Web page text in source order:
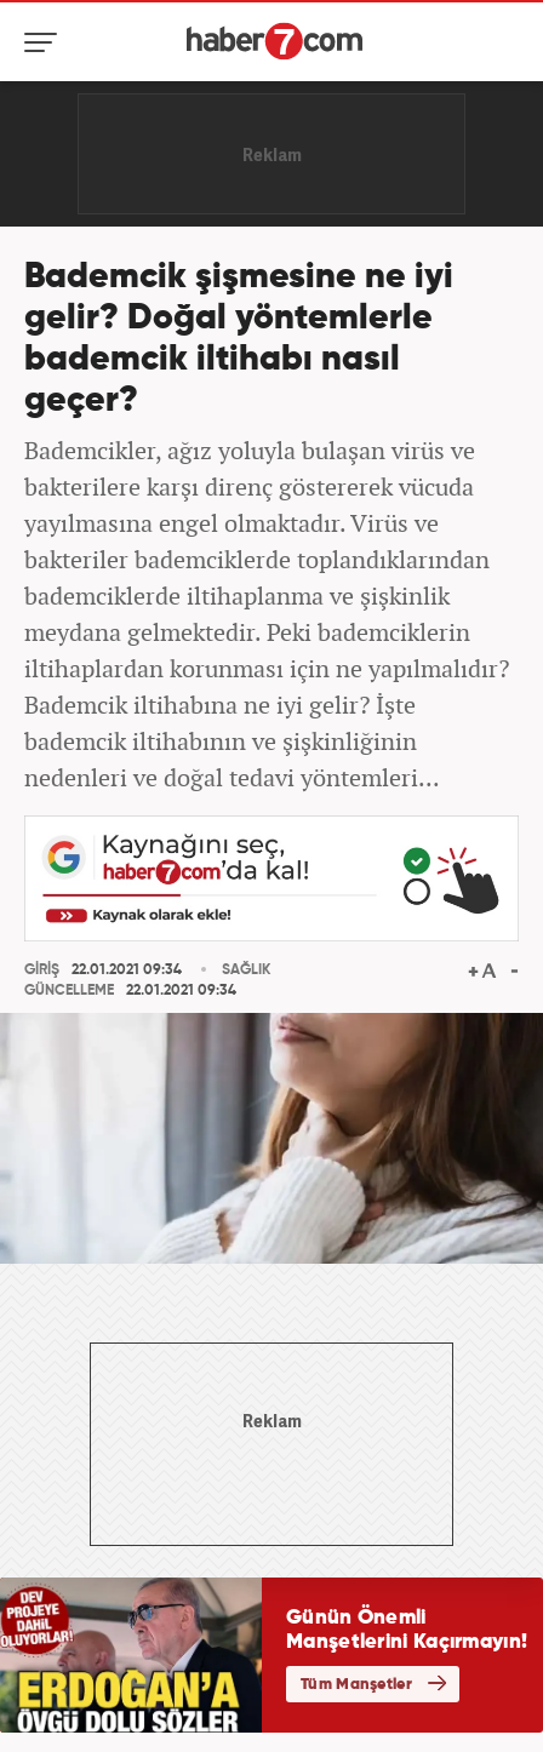
Bademcik şişmesine ne iyi
gelir? Doğal yöntemlerle
bademcik iltihabı nasıl
geçer?
Bademcikler, ağız yoluyla bulaşan virüs ve
bakterilere karşı direnç göstererek vücuda
yayılmasına engel olmaktadır. Virüs ve
bakteriler bademciklerde toplandıklarından
bademciklerde iltihaplanma ve şişkinlik
meydana gelmektedir. Peki bademciklerin
iltihaplardan korunması için ne yapılmalıdır?
Bademcik iltihabına ne iyi gelir? İşte
bademcik iltihabının ve şişkinliğinin
nedenleri ve doğal tedavi yöntemleri...
GİRİŞ
22.01.2021 09:34
GÜNCELLEME
22.01.2021 09:34
SAĞLIK